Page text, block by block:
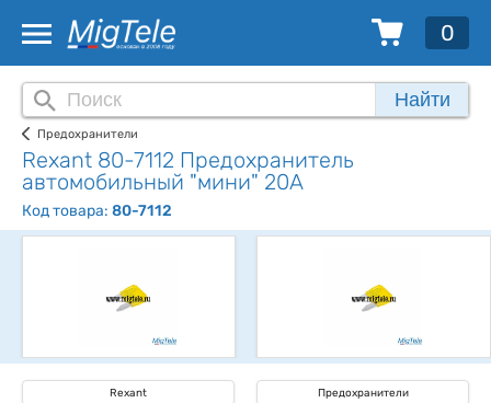
0
Найти
Предохранители
Rexant 80-7112 Предохранитель
автомобильный "мини" 20А
Код товара: 80-7112
Rexant Предохранители